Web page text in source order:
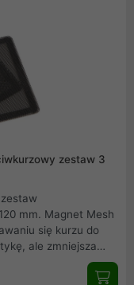
zestaw 3
mm. Magnet Mesh
się kurzu do
ale zmniejsza
pewną ilość
wpływa na